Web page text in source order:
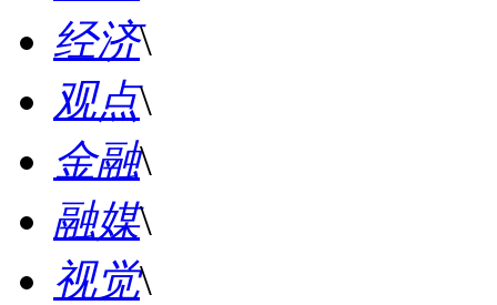
经济\
观点\
金融\
融媒\
视觉\